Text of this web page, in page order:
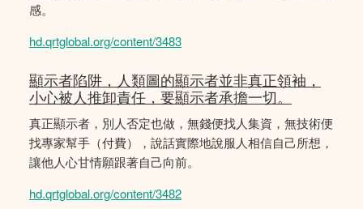
感。
hd.qrtglobal.org/content/3483
顯示者陷阱，人類圖的顯示者並非真正領袖，
小心被人推卸責任，要顯示者承擔一切。
真正顯示者，別人否定也做，無錢便找人集資，無技術便
找專家幫手（付費），說話實際地說服人相信自己所想，
讓他人心甘情願跟著自己向前。
hd.qrtglobal.org/content/3482